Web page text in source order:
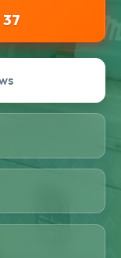
37